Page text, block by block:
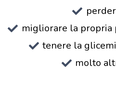
migliorare la propria
tenere la
molto